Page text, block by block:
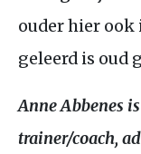
ouder hier ook
geleerd is oud
Anne Abbenes
trainer/coach,